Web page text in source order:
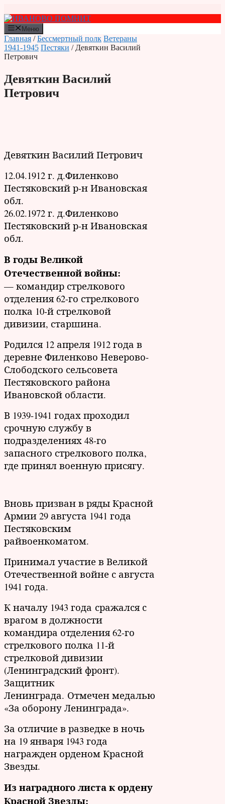
к
содержимому
Меню
Главная /Бессмертный полк Ветераны
1941-1945 Пестяки / Девяткин Василий
Петрович
Девяткин Василий
Петрович
Девяткин Василий Петрович
12.04.1912 г. д.Филенково
Пестяковский р-н Ивановская
обл.
26.02.1972 г. д.Филенково
Пестяковский р-н Ивановская
обл.
В годы Великой
Отечественной войны:
— командир стрелкового
отделения 62-го стрелкового
полка 10-й стрелковой
дивизии, старшина.
Родился 12 апреля 1912 года в
деревне Филенково Неверово-
Слободского сельсовета
Пестяковского района
Ивановской области.
В 1939-1941 годах проходил
срочную службу в
подразделениях 48-го
запасного стрелкового полка,
где принял военную присягу.
Вновь призван в ряды Красной
Армии 29 августа 1941 года
Пестяковским
райвоенкоматом.
Принимал участие в Великой
Отечественной войне с августа
1941 года.
К началу 1943 года сражался с
врагом в должности
командира отделения 62-го
стрелкового полка 11-й
стрелковой дивизии
(Ленинградский фронт).
Защитник
Ленинграда. Отмечен медалью
«За оборону Ленинграда».
За отличие в разведке в ночь
на 19 января 1943 года
награжден орденом Красной
Звезды.
Из наградного листа к ордену
Красной Звезды: